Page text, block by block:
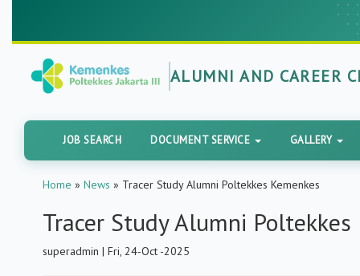
ALUMNI AND CAREER
JOB SEARCH DOCUMENT SERVICE GALLERY
Home » News » Tracer Study Alumni Poltekkes Kemenkes
Tracer Study Alumni Poltekkes
superadmin | Fri, 24-Oct -2025